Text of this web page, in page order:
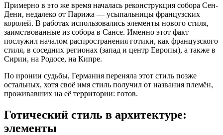
Примерно в это же время началась реконструкция собора Сен-
Дени, недалеко от Парижа — усыпальницы французских
королей. В работах использовались элементы нового стиля,
заимствованные из собора в Сансе. Именно этот факт
послужил началом распространения готики, как французского
стиля, в соседних регионах (запад и центр Европы), а также в
Сирии, на Родосе, на Кипре.
По иронии судьбы, Германия переняла этот стиль позже
остальных, хотя своё имя стиль получил от названия племён,
проживавших на её территории: готов.
Готический стиль в архитектуре:
элементы